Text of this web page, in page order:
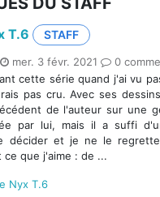
T.6
STAFF
mer. 3 févr. 2021
0
cette série quand j'ai vu
pas cru. Avec ses
de l'auteur sur une
par lui, mais il a suffi
décider et je ne le
que j'aime : de ...
Nyx T.6